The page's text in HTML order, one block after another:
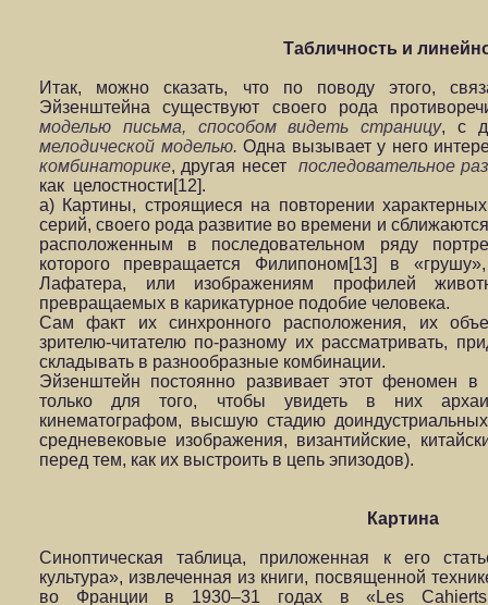
Табличность и
Итак, можно сказать, что по поводу этого,
Эйзенштейна существуют своего рода
моделью письма, способом видеть страницу, с
мелодической моделью.Одна вызывает у него
комбинаторике, другая несет
последовательное
как целостности[12].
а) Картины, строящиеся на повторении
серий, своего рода развитие во времени и
расположенным в последовательном ряду
которого превращается Филипоном[13] в
Лафатера, или изображениям профилей
превращаемых в карикатурное подобие человека.
Сам факт их синхронного расположения, их
зрителю-читателю по-разному их рассматривать,
складывать в разнообразные комбинации.
Эйзенштейн постоянно развивает этот феномен в
только для того, чтобы увидеть в них
кинематографом, высшую стадию
средневековые изображения, византийские,
перед тем, как их выстроить в цепь эпизодов).
Картина
Синоптическая таблица, приложенная к его
культура», извлеченная из книги, посвященной
во Франции в 1930–31 годах в «Les Cahierts